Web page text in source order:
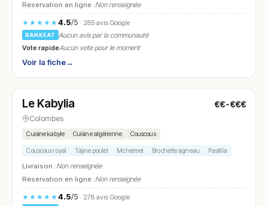
Réservation en ligne :Non renseignée
★★★★★4.5/5· 285 avis Google
RANKEAT
Aucun avis par la communauté
Vote rapideAucun vote pour le moment
Voir la fiche→
N° 21
Le Kabylia €€-€€€
Colombes
Cuisine kabyle Cuisine algérienne Couscous
Couscous royal Tajine poulet Mchermel Brochette agneau Pastilla
Livraison :Non renseignée
Réservation en ligne :Non renseignée
★★★★★4.5/5· 278 avis Google